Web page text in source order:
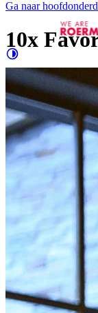
Ga naar
Contrast verhogen
Grotere letters
Evenementen
10x